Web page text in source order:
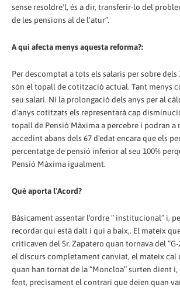
sense resoldre'l, és a dir, transferir-lo del
de les pensions al de l'atur”.
A qui afecta menys aquesta reforma?:
Per descomptat a tots els salaris per sobre dels
són el topall de cotització actual. Tant menys
seu salari. Ni la prolongació dels anys per al
d'anys cotitzats els representarà cap
topall de Pensió Màxima a percebre i podran a
accedint abans dels 67 d'edat encara que els
percentatge de pensió inferior al seu 100%
Pensió Màxima igualment.
Què aporta l'Acord?
Bàsicament assentar l'ordre “ institucional” i,
recordar qui està dalt i qui a baix,. El mateix
criticaven del Sr. Zapatero quan tornava del “G-
el discurs completament canviat, el mateix cal
quan han tornat de la “Moncloa” surten dient i,
fent, precisament el contrari que deien quan